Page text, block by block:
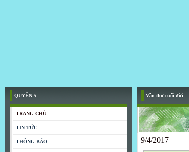
QUYỂN 5
TRANG CHỦ
TIN TỨC
THÔNG BÁO
Vần thơ cuối đời
9/4/2017